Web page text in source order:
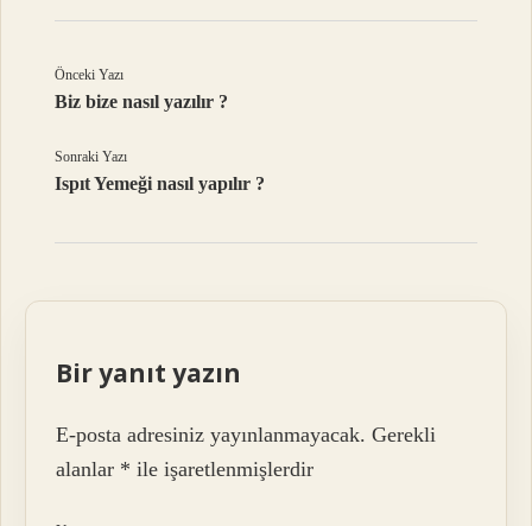
Önceki Yazı
Biz bize nasıl yazılır ?
Sonraki Yazı
Ispıt Yemeği nasıl yapılır ?
Bir yanıt yazın
E-posta adresiniz yayınlanmayacak. Gerekli
alanlar * ile işaretlenmişlerdir